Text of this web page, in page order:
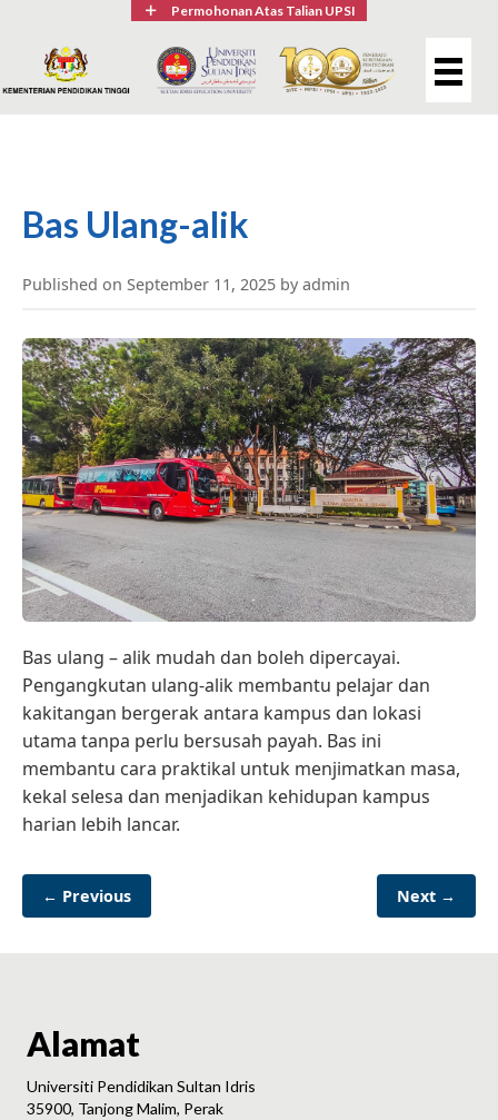
Permohonan Atas Talian UPSI
Bas Ulang-alik
Published on September 11, 2025 by admin
Bas ulang – alik mudah dan boleh dipercayai.
Pengangkutan ulang-alik membantu pelajar dan
kakitangan bergerak antara kampus dan lokasi
utama tanpa perlu bersusah payah. Bas ini
membantu cara praktikal untuk menjimatkan masa,
kekal selesa dan menjadikan kehidupan kampus
harian lebih lancar.
← Previous Next →
Alamat
Universiti Pendidikan Sultan Idris
35900, Tanjong Malim, Perak